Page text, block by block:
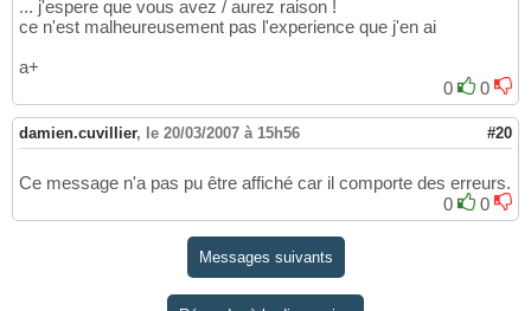
... j'espere que vous avez / aurez raison !
ce n'est malheureusement pas l'experience que j'en ai
a+
0
0
damien.cuvillier, le 20/03/2007 à 15h56 #20
Ce message n'a pas pu être affiché car il comporte des erreurs.
0
0
Messages suivants